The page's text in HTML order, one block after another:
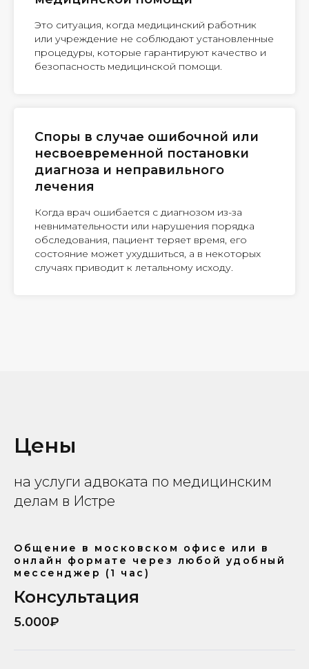
Это ситуация, когда медицинский работник
или учреждение не соблюдают установленные
процедуры, которые гарантируют качество и
безопасность медицинской помощи.
Споры в случае ошибочной или
несвоевременной постановки
диагноза и неправильного
лечения
Когда врач ошибается с диагнозом из-за
невнимательности или нарушения порядка
обследования, пациент теряет время, его
состояние может ухудшиться, а в некоторых
случаях приводит к летальному исходу.
Цены
на услуги адвоката по медицинским
делам в Истре
Общение в московском офисе или в
онлайн формате через любой удобный
мессенджер (1 час)
Консультация
5.000₽